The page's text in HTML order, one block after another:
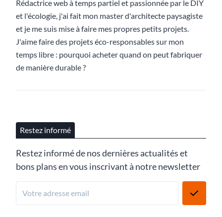
Rédactrice web à temps partiel et passionnée par le DIY
et l'écologie, j'ai fait mon master d'architecte paysagiste
et je me suis mise à faire mes propres petits projets.
J'aime faire des projets éco-responsables sur mon
temps libre : pourquoi acheter quand on peut fabriquer
de manière durable ?
Restez informé
Restez informé de nos dernières actualités et
bons plans en vous inscrivant à notre newsletter